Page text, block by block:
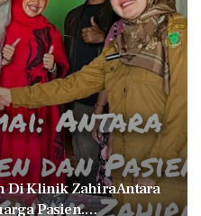
Di Klinik Zahira Antara
Pasien.…